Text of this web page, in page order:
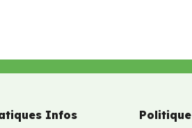
Infos Politique